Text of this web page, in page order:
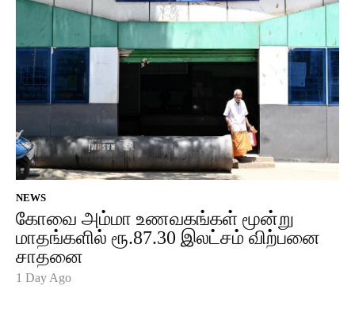
NEWS
கோவை அம்மா உணவகங்கள் மூன்று
மாதங்களில் ரூ.87.30 இலட்சம் விற்பனை
சாதனை
1 Day Ago